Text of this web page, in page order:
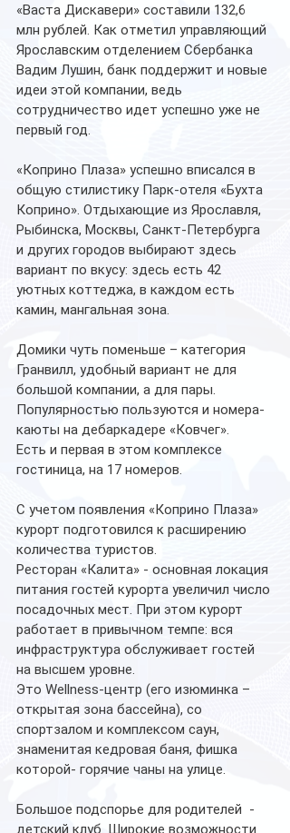
«Васта Дискавери» составили 132,6
млн рублей. Как отметил управляющий
Ярославским отделением Сбербанка
Вадим Лушин, банк поддержит и новые
идеи этой компании, ведь
сотрудничество идет успешно уже не
первый год.
«Коприно Плаза» успешно вписался в
общую стилистику Парк-отеля «Бухта
Коприно». Отдыхающие из Ярославля,
Рыбинска, Москвы, Санкт-Петербурга
и других городов выбирают здесь
вариант по вкусу: здесь есть 42
уютных коттеджа, в каждом есть
камин, мангальная зона.
Домики чуть поменьше – категория
Гранвилл, удобный вариант не для
большой компании, а для пары.
Популярностью пользуются и номера-
каюты на дебаркадере «Ковчег».
Есть и первая в этом комплексе
гостиница, на 17 номеров.
С учетом появления «Коприно Плаза»
курорт подготовился к расширению
количества туристов.
Ресторан «Калита» - основная локация
питания гостей курорта увеличил число
посадочных мест. При этом курорт
работает в привычном темпе: вся
инфраструктура обслуживает гостей
на высшем уровне.
Это Wellness-центр (его изюминка –
открытая зона бассейна), со
спортзалом и комплексом саун,
знаменитая кедровая баня, фишка
которой- горячие чаны на улице.
Большое подспорье для родителей  -
детский клуб. Широкие возможности